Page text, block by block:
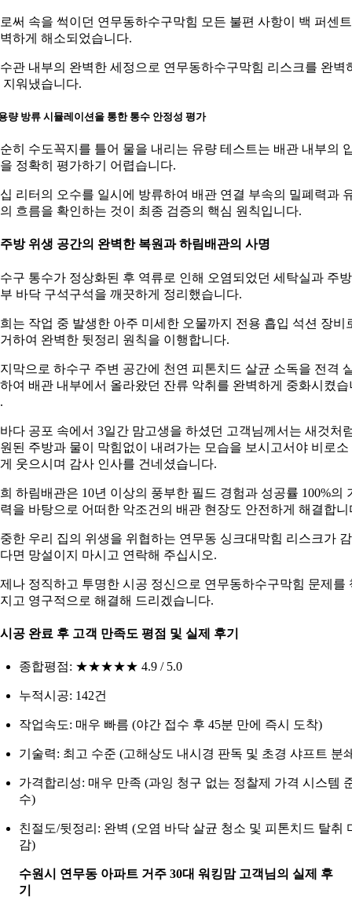
써 속을 썩이던 연무동하수구막힘 모든 불편 사항이 백 퍼센트
하게 해소되었습니다.
관 내부의 완벽한 세정으로 연무동하수구막힘 리스크를 완벽
지워냈습니다.
량 방류 시뮬레이션을 통한 통수 안정성 평가
히 수도꼭지를 틀어 물을 내리는 유량 테스트는 배관 내부의
정확히 평가하기 어렵습니다.
리터의 오수를 일시에 방류하여 배관 연결 부속의 밀폐력과
흐름을 확인하는 것이 최종 검증의 핵심 원칙입니다.
방 위생 공간의 완벽한 복원과 하림배관의 사명
구 통수가 정상화된 후 역류로 인해 오염되었던 세탁실과 주방
바닥 구석구석을 깨끗하게 정리했습니다.
는 작업 중 발생한 아주 미세한 오물까지 전용 흡입 석션 장비
하여 완벽한 뒷정리 원칙을 이행합니다.
막으로 하수구 주변 공간에 천연 피톤치드 살균 소독을 전격
여 배관 내부에서 올라왔던 잔류 악취를 완벽하게 중화시켰습
다 공포 속에서 3일간 맘고생을 하셨던 고객님께서는 새것처
된 주방과 물이 막힘없이 내려가는 모습을 보시고서야 비로소
웃으시며 감사 인사를 건네셨습니다.
하림배관은 10년 이상의 풍부한 필드 경험과 성공률 100%의
을 바탕으로 어떠한 악조건의 배관 현장도 안전하게 해결합니
한 우리 집의 위생을 위협하는 연무동 싱크대막힘 리스크가
면 망설이지 마시고 연락해 주십시오.
나 정직하고 투명한 시공 정신으로 연무동하수구막힘 문제를
고 영구적으로 해결해 드리겠습니다.
공 완료 후 고객 만족도 평점 및 실제 후기
종합평점: ★★★★★ 4.9 / 5.0
누적시공: 142건
작업속도: 매우 빠름 (야간 접수 후 45분 만에 즉시 도착)
기술력: 최고 수준 (고해상도 내시경 판독 및 초경 샤프트 분
가격합리성: 매우 만족 (과잉 청구 없는 정찰제 가격 시스템
수)
친절도/뒷정리: 완벽 (오염 바닥 살균 청소 및 피톤치드 탈취
감)
수원시 연무동 아파트 거주 30대 워킹맘 고객님의 실제 후
기